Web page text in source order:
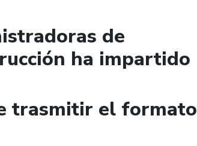
de
ha impartido
trasmitir el formato